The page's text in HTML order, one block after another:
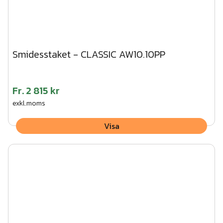
Smidesstaket - CLASSIC AW10.10PP
Fr.2 815 kr
exkl.moms
Visa